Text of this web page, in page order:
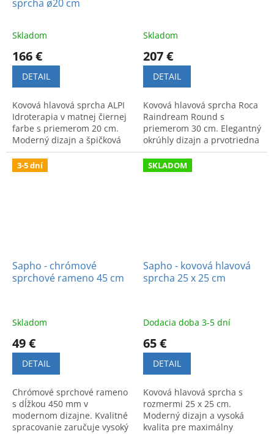
sprcha ø20 cm
Skladom
166 €
DETAIL
Kovová hlavová sprcha ALPI
Idroterapia v matnej čiernej
farbe s priemerom 20 cm.
Moderný dizajn a špičková
kvalita pre relax. Model
SF108NE od značky ALPI.
Skladom
207 €
DETAIL
Kovová hlavová sprcha Roca
Raindream Round s
priemerom 30 cm. Elegantný
okrúhly dizajn a prvotriedna
kvalita pre modernú
kúpeľňu. Luxusný zážitok zo
sprchovania.
3-5 dní
Sapho - chrómové
sprchové rameno 45 cm
Skladom
49 €
DETAIL
Chrómové sprchové rameno
s dĺžkou 450 mm v
modernom dizajne. Kvalitné
spracovanie zaručuje vysoký
SKLADOM
Sapho - kovová hlavová
sprcha 25 x 25 cm
Dodacia doba 3-5 dní
65 €
DETAIL
Kovová hlavová sprcha s
rozmermi 25 x 25 cm.
Moderný dizajn a vysoká
kvalita pre maximálny